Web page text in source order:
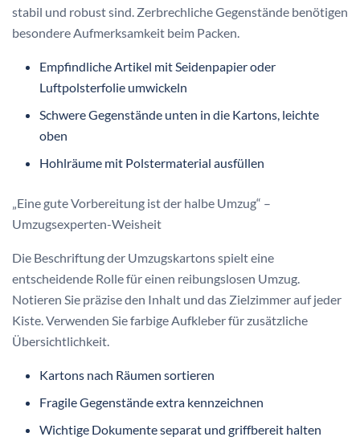
stabil und robust sind. Zerbrechliche Gegenstände benötigen
besondere Aufmerksamkeit beim Packen.
Empfindliche Artikel mit Seidenpapier oder
Luftpolsterfolie umwickeln
Schwere Gegenstände unten in die Kartons, leichte
oben
Hohlräume mit Polstermaterial ausfüllen
„Eine gute Vorbereitung ist der halbe Umzug“ –
Umzugsexperten-Weisheit
Die Beschriftung der Umzugskartons spielt eine
entscheidende Rolle für einen reibungslosen Umzug.
Notieren Sie präzise den Inhalt und das Zielzimmer auf jeder
Kiste. Verwenden Sie farbige Aufkleber für zusätzliche
Übersichtlichkeit.
Kartons nach Räumen sortieren
Fragile Gegenstände extra kennzeichnen
Wichtige Dokumente separat und griffbereit halten